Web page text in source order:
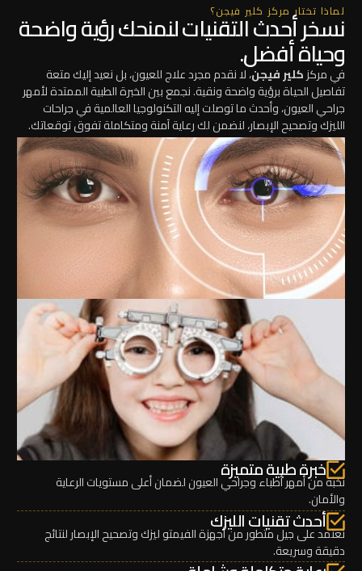
لماذا تختار مركز كلير فيجن؟
نسخر أحدث التقنيات لنمنحك رؤية واضحة
وحياة أفضل.
في مركزكلير فيجن، لا نقدم مجرد علاج للعيون، بل نعيد إليك متعة
تفاصيل الحياة برؤية واضحة ونقية. نجمع بين الخبرة الطبية الممتدة لأمهر
جراحي العيون، وأحدث ما توصلت إليه التكنولوجيا العالمية في جراحات
الليزك وتصحيح الإبصار، لنضمن لك رعاية آمنة ومتكاملة تفوق توقعاتك.
خبرة طبية متميزة
نخبة من أمهر أطباء وجراحي العيون لضمان أعلى مستويات الرعاية
والأمان.
أحدث تقنيات الليزك
نعتمد على جيل متطور من أجهزة الفيمتو ليزك وتصحيح الإبصار لنتائج
دقيقة وسريعة.